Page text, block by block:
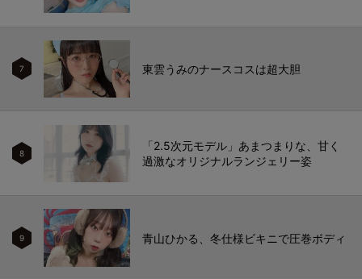
7 東雲うみのナースコスは超大胆
8
「2.5次元モデル」あまつまりな、甘く
過激なオリジナルランジェリー姿
9 青山ひかる、冬仕様ビキニで圧巻ボディ